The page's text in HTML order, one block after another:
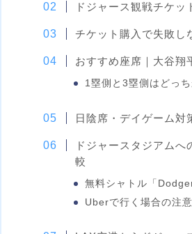
ドジャース観戦チケ
チケット購入で失敗し
おすすめ座席｜大谷翔
1塁側と3塁側はどっち
日陰席・デイゲーム対
ドジャースタジアム
較
無料シャトル「
Uberで行く場合の注